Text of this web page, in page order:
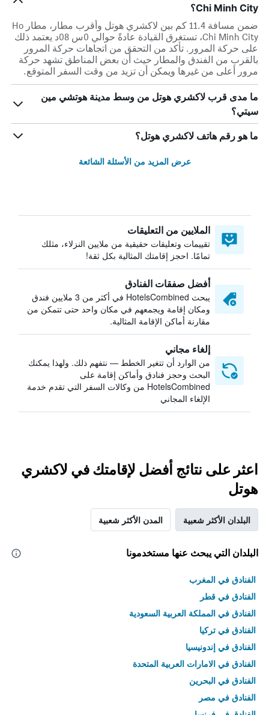
Chi Minh City؟
ضمن مسافة 11.4 كم بين لاكشري هوتل وأقرب مطار، مطار Ho
Chi Minh City، تستغرق القيادة عادةً حوالي 0س 08د يعتمد ذلك
على حركة المرور. تأكد من التحقق من اتجاهات حركة المرور
بالقرب من الفندق والمطار حيث أن بعض المناطق تشهد حركة
مرور أعلى من غيرها ويمكن أن تزيد من وقت السفر المتوقع.
ما مدى قرب لاكشري هوتل من وسط مدينة هوتشي مين
سيتي؟
ما هو رقم هاتف لاكشري هوتل؟
عرض المزيد من الأسئلة الشائعة
الملايين من التعليقات
تقييمات وتعليقات حقيقية من ملايين النزلاء، مثلك
تمامًا. احجز إقامتك المثالية بكل ثقة!
أفضل صفقات الفنادق
يبحث HotelsCombined في أكثر من 3 ملايين فندق
ومكان إقامة ويجمعهم في مكان واحد حتى تتمكن من
مقارنة أماكن الإقامة المثالية.
إلغاء مجاني
من الوارد أن تتغير الخطط — نتفهم ذلك. ولهذا يمكنك
البحث وحجز فنادق وأماكن إقامة على
HotelsCombined من وكالات السفر التي تقدم خدمة
الإلغاء المجاني
اعثر على نتائج أفضل لإقامتك في لاكشري
هوتل
البلدان الأكثر شعبية المدن الأكثر شعبية
البلدان التي يبحث عنها مستخدمونا
الفنادق في المغرب
الفنادق في قطر
الفنادق في المملكة العربية السعودية
الفنادق في تركيا
الفنادق في إندونيسيا
الفنادق في الامارات العربية المتحدة
الفنادق في البحرين
الفنادق في مصر